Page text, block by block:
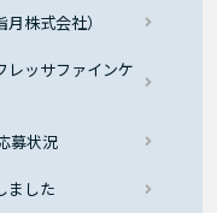
株式会社）
レッサファインケ
募状況
ました